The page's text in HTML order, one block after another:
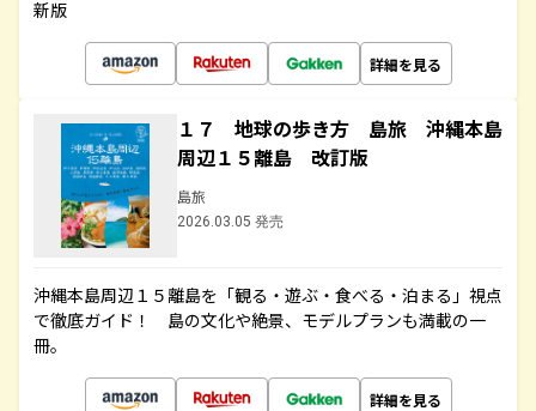
新版
詳細を見る
１７ 地球の歩き方 島旅 沖縄本島
周辺１５離島 改訂版
島旅
2026.03.05 発売
沖縄本島周辺１５離島を「観る・遊ぶ・食べる・泊まる」視点
で徹底ガイド！ 島の文化や絶景、モデルプランも満載の一
冊。
詳細を見る